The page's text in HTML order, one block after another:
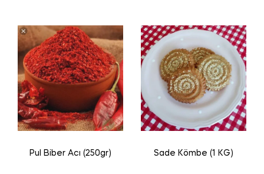
Pul Biber Acı (250gr) Sade Kömbe (1 KG)